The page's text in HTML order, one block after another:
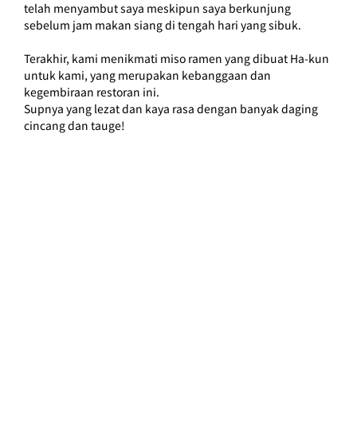
telah menyambut saya meskipun saya berkunjung
sebelum jam makan siang di tengah hari yang sibuk.
Terakhir, kami menikmati miso ramen yang dibuat Ha-kun
untuk kami, yang merupakan kebanggaan dan
kegembiraan restoran ini.
Supnya yang lezat dan kaya rasa dengan banyak daging
cincang dan tauge!